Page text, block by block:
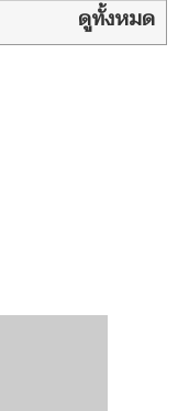
ดูทั้งหมด